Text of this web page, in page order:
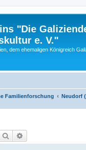
"Die
e. V."
dem ehemaligen Königreich
Familienforschung Neudorf
Suche